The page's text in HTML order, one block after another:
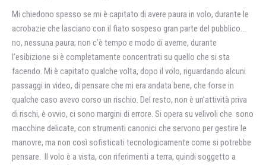
Mi chiedono spesso se mi è capitato di avere paura in volo, durante le
acrobazie che lasciano con il fiato sospeso gran parte del pubblico…
no, nessuna paura; non c’è tempo e modo di averne, durante
l’esibizione si è completamente concentrati su quello che si sta
facendo. Mi è capitato qualche volta, dopo il volo, riguardando alcuni
passaggi in video, di pensare che mi era andata bene, che forse in
qualche caso avevo corso un rischio. Del resto, non è un’attività priva
di rischi, è ovvio, ci sono margini di errore. Si opera su velivoli che sono
macchine delicate, con strumenti canonici che servono per gestire le
manovre, ma non così sofisticati tecnologicamente come si potrebbe
pensare. Il volo è a vista, con riferimenti a terra, quindi soggetto a